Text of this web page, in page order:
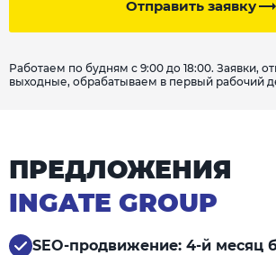
Отправить заявку
Работаем по будням с 9:00 до 18:00. Заявки,
выходные, обрабатываем в первый рабочий
ПРЕДЛОЖЕНИЯ
INGATE GROUP
SEO-продвижение: 4-й месяц